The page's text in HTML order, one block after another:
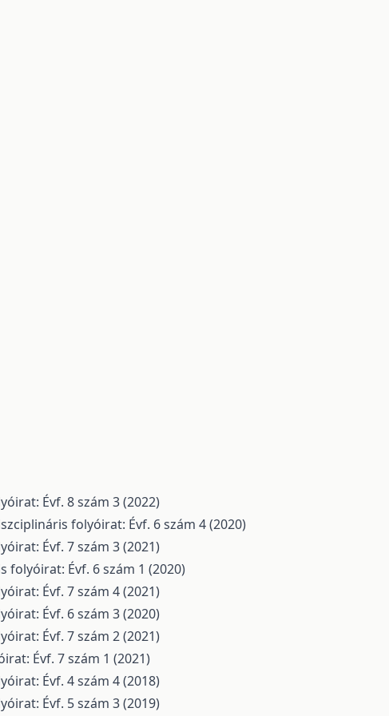
Évf. 8 szám 3 (2022)
folyóirat: Évf. 6 szám 4 (2020)
Évf. 7 szám 3 (2021)
folyóirat: Évf. 6 szám 1 (2020)
Évf. 7 szám 4 (2021)
Évf. 6 szám 3 (2020)
Évf. 7 szám 2 (2021)
Évf. 7 szám 1 (2021)
Évf. 4 szám 4 (2018)
Évf. 5 szám 3 (2019)